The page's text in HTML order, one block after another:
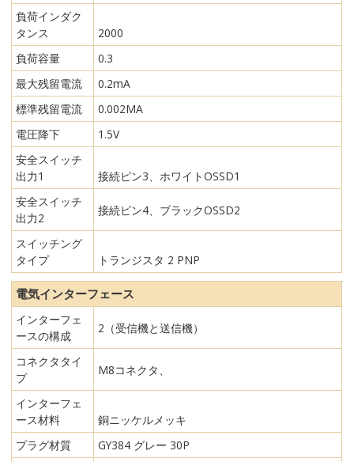
負荷インダク
タンス
2000
負荷容量
0.3
最大残留電流
0.2mA
標準残留電流
0.002MA
電圧降下
1.5V
安全スイッチ
出力1
接続ピン3、ホワイトOSSD1
安全スイッチ
出力2
接続ピン4、ブラックOSSD2
スイッチング
タイプ
トランジスタ 2 PNP
電気インターフェース
インターフェ
ースの構成
2（受信機と送信機）
コネクタタイ
プ
M8コネクタ、
インターフェ
ース材料
銅ニッケルメッキ
プラグ材質
GY384 グレー 30P